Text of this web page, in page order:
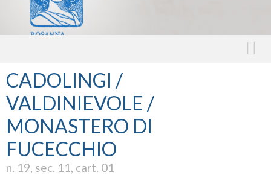
CADOLINGI /
VALDINIEVOLE /
MONASTERO DI
FUCECCHIO
n. 19, sec. 11, cart. 01